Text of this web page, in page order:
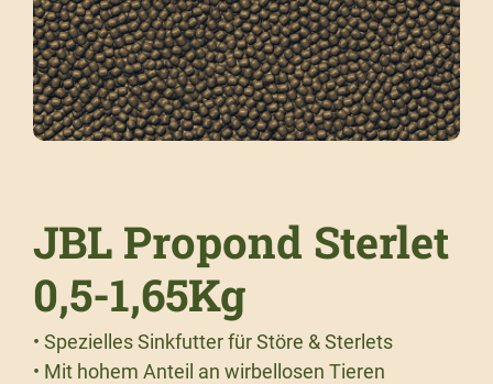
JBL Propond Sterlet
0,5-1,65Kg
• Spezielles Sinkfutter für Störe & Sterlets
• Mit hohem Anteil an wirbellosen Tieren